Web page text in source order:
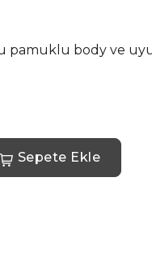
body ve
Sepete Ekle